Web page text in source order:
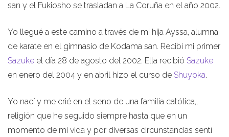
san y el Fukiosho se trasladan a La Coruña en el año 2002.
Yo llegué a este camino a través de mi hija Ayssa, alumna
de karate en el gimnasio de Kodama san. Recibí mi primer
Sazuke el día 28 de agosto del 2002. Ella recibió Sazuke
en enero del 2004 y en abril hizo el curso de Shuyoka.
Yo nací y me crié en el seno de una familia católica,,
religión que he seguido siempre hasta que en un
momento de mi vida y por diversas circunstancias sentí